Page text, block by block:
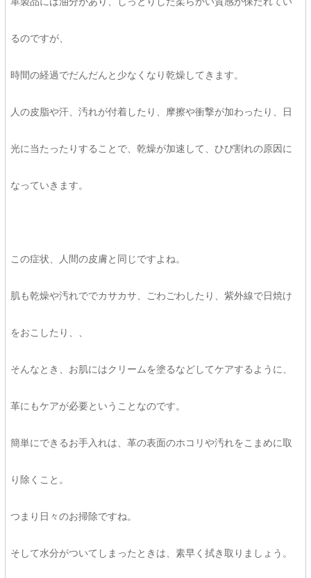
るのですが、
時間の経過でだんだんと少なくなり乾燥してきます。
人の皮脂や汗、汚れが付着したり、摩擦や衝撃が加わったり、日
光に当たったりすることで、乾燥が加速して、ひび割れの原因に
なっていきます。
この症状、人間の皮膚と同じですよね。
肌も乾燥や汚れででカサカサ、ごわごわしたり、紫外線で日焼け
をおこしたり、、
そんなとき、お肌にはクリームを塗るなどしてケアするように、
革にもケアが必要ということなのです。
簡単にできるお手入れは、革の表面のホコリや汚れをこまめに取
り除くこと。
つまり日々のお掃除ですね。
そして水分がついてしまったときは、素早く拭き取りましょう。